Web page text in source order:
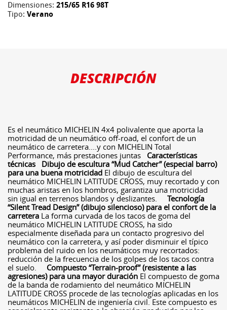
Dimensiones: 215/65 R16 98T
Tipo: Verano
DESCRIPCIÓN
Es el neumático MICHELIN 4x4 polivalente que aporta la
motricidad de un neumático off-road, el confort de un
neumático de carretera....y con MICHELIN Total
Performance, más prestaciones juntas Características
técnicas
Dibujo de escultura “Mud Catcher” (especial barro)
para una buena motricidad El dibujo de escultura del
neumático MICHELIN LATITUDE CROSS, muy recortado y con
muchas aristas en los hombros, garantiza una motricidad
sin igual en terrenos blandos y deslizantes. Tecnología
“Silent Tread Design” (dibujo silencioso) para el confort de la
carretera La forma curvada de los tacos de goma del
neumático MICHELIN LATITUDE CROSS, ha sido
especialmente diseñada para un contacto progresivo del
neumático con la carretera, y así poder disminuir el típico
problema del ruido en los neumáticos muy recortados:
reducción de la frecuencia de los golpes de los tacos contra
el suelo. Compuesto “Terrain-proof” (resistente a las
agresiones) para una mayor duración El compuesto de goma
de la banda de rodamiento del neumático MICHELIN
LATITUDE CROSS procede de las tecnologías aplicadas en los
neumáticos MICHELIN de ingeniería civil. Este compuesto es